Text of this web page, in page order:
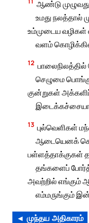
ஆண்டு
உமது நலத்தால்
உம்முடைய வழிகள்
வளம்
12
செழுமை
குன்றுகள்
13 புல்வெளிகள்
ஆடையெனக்
பள்ளத்தாக்குகள்
தங்களைப்
அவற்றில் எங்கும்
எம்மருங்கும்
◄ முந்தய அதிகாரம்